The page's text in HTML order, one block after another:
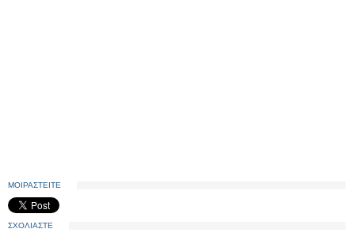
ΜΟΙΡΑΣΤΕΙΤΕ
ΣΧΟΛΙΑΣΤΕ